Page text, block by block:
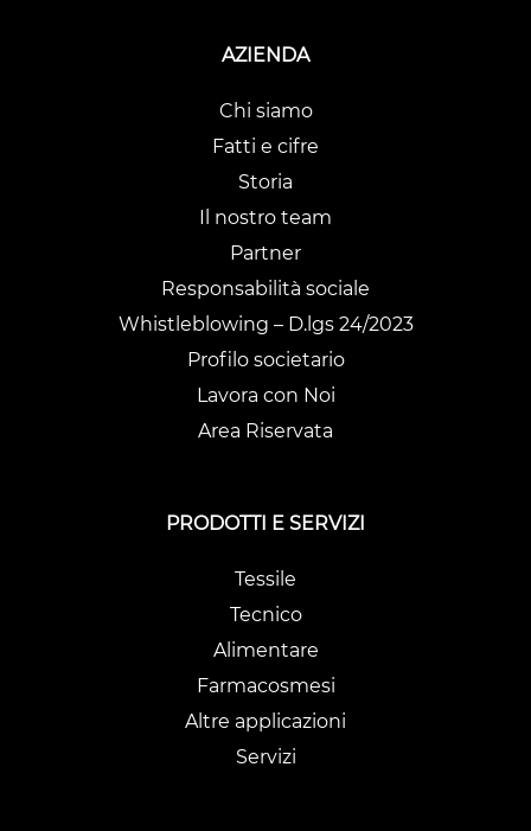
AZIENDA
Chi siamo
Fatti e cifre
Storia
Il nostro team
Partner
Responsabilità sociale
Whistleblowing – D.lgs 24/2023
Profilo societario
Lavora con Noi
Area Riservata
PRODOTTI E SERVIZI
Tessile
Tecnico
Alimentare
Farmacosmesi
Altre applicazioni
Servizi